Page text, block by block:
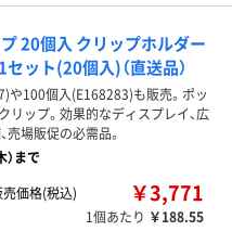
20個入 クリップホルダー
ット(20個入)（直送品）
や100個入(E168283)も販売。ポッ
リップ。効果的なディスプレイ、広
売場販促の必需品。
）まで
売価格(税込)
￥3,771
1個あたり ￥188.55